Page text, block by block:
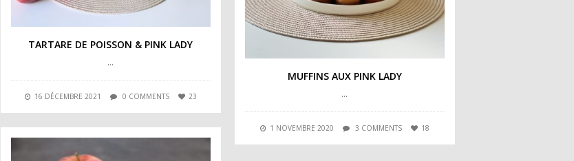
TARTARE DE POISSON & PINK LADY
…
16 DÉCEMBRE 2021 0 COMMENTS 23
MUFFINS AUX PINK LADY
…
1 NOVEMBRE 2020 3 COMMENTS 18